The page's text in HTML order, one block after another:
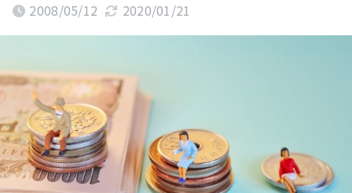
2008/05/12 2020/01/21